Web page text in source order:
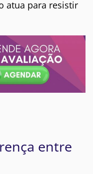
atua para resistir
entre